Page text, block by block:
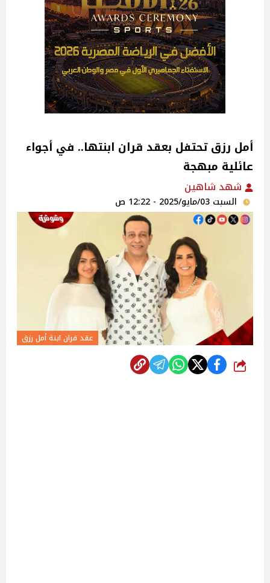
أمل رزق تحتفل بعقد قران ابنتها.. في أجواء
عائلية مبهجة ‎
شهد شاهين
السبت 03/مايو/2025 - 12:22 ص
عقد قران ابنة أمل رزق
شارك